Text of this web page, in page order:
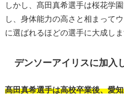
しかし、髙田真希選手は桜花学
し、身体能力の高さと相まって
に選ばれるほどの選手に大成しま
デンソーアイリスに加入
髙田真希選手は高校卒業後、愛